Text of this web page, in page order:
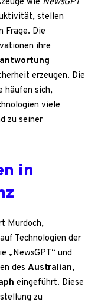
stellen
Frage. Die
ihre
erzeugen. Die
häufen sich,
viele
zu seiner
in
Murdoch,
Technologien der
„NewsGPT“ und
des Australian,
eingeführt. Diese
zu